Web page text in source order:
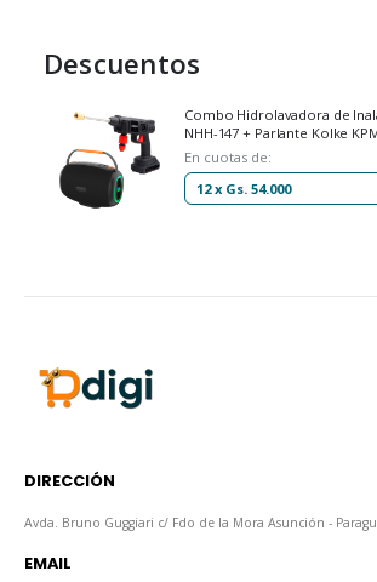
Descuentos
Combo Hidrolavadora de
NHH-147 + Parlante Kolke
En cuotas de:
DIRECCIÓN
Avda. Bruno Guggiari c/ Fdo de la Mora Asunción -
EMAIL